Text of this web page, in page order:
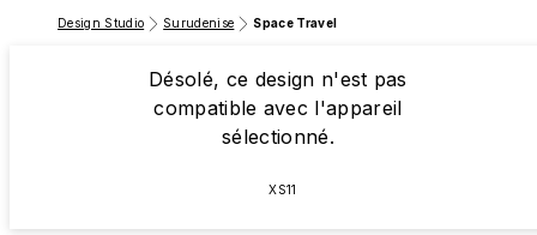
Design Studio Surudenise Space Travel
Désolé, ce design n'est pas
compatible avec l'appareil
sélectionné.
XS11